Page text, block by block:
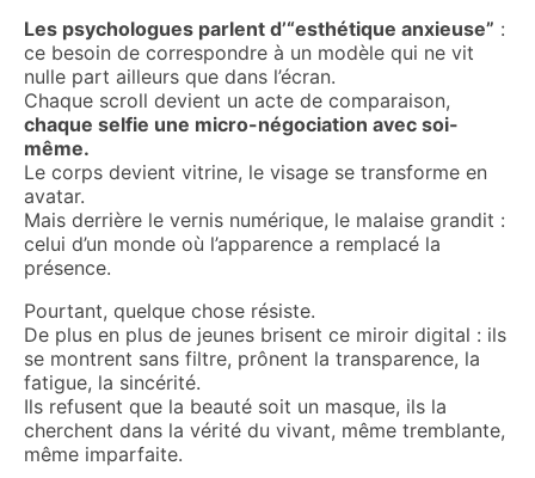
Les psychologues parlent d’“esthétique anxieuse” :
ce besoin de correspondre à un modèle qui ne vit
nulle part ailleurs que dans l’écran.
Chaque scroll devient un acte de comparaison,
chaque selfie une micro-négociation avec soi-
même.
Le corps devient vitrine, le visage se transforme en
avatar.
Mais derrière le vernis numérique, le malaise grandit :
celui d’un monde où l’apparence a remplacé la
présence.
Pourtant, quelque chose résiste.
De plus en plus de jeunes brisent ce miroir digital : ils
se montrent sans filtre, prônent la transparence, la
fatigue, la sincérité.
Ils refusent que la beauté soit un masque, ils la
cherchent dans la vérité du vivant, même tremblante,
même imparfaite.